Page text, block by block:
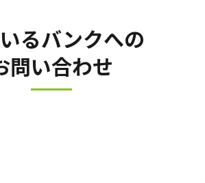
るバンクへの
問い合わせ